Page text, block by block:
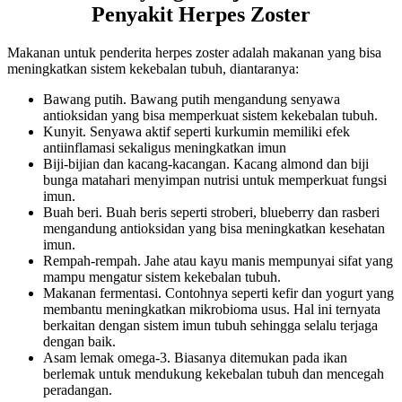
Penyakit Herpes Zoster
Makanan untuk penderita herpes zoster adalah makanan yang bisa
meningkatkan sistem kekebalan tubuh, diantaranya:
Bawang putih. Bawang putih mengandung senyawa
antioksidan yang bisa memperkuat sistem kekebalan tubuh.
Kunyit. Senyawa aktif seperti kurkumin memiliki efek
antiinflamasi sekaligus meningkatkan imun
Biji-bijian dan kacang-kacangan. Kacang almond dan biji
bunga matahari menyimpan nutrisi untuk memperkuat fungsi
imun.
Buah beri. Buah beris seperti stroberi, blueberry dan rasberi
mengandung antioksidan yang bisa meningkatkan kesehatan
imun.
Rempah-rempah. Jahe atau kayu manis mempunyai sifat yang
mampu mengatur sistem kekebalan tubuh.
Makanan fermentasi. Contohnya seperti kefir dan yogurt yang
membantu meningkatkan mikrobioma usus. Hal ini ternyata
berkaitan dengan sistem imun tubuh sehingga selalu terjaga
dengan baik.
Asam lemak omega-3. Biasanya ditemukan pada ikan
berlemak untuk mendukung kekebalan tubuh dan mencegah
peradangan.